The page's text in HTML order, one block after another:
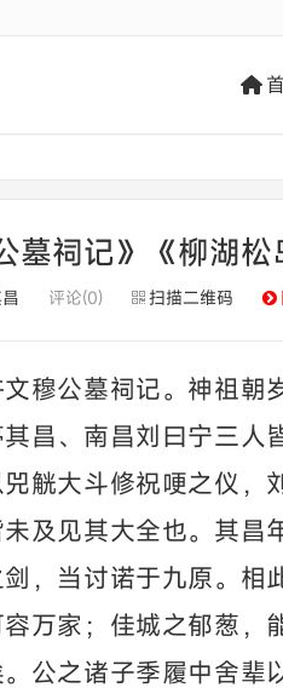
墓祠记》《柳湖松
评论(0) 扫描二维码
穆公墓祠记。神祖朝
昌、南昌刘曰宁三人
觥大斗修祝哽之仪，
及见其大全也。其昌
，当讨诺于九原。相
万家；佳城之郁葱，
公之诸子季履中舍辈